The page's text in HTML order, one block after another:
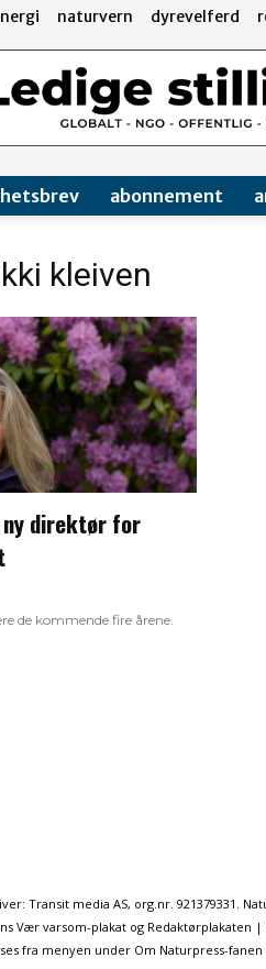
naturvern dyrevelferd
abonnement
kleiven
direktør for
de kommende fire årene.
Transit media AS, org.nr. 921379331.
Vær varsom-plakat og
fra menyen under Om Naturpress-